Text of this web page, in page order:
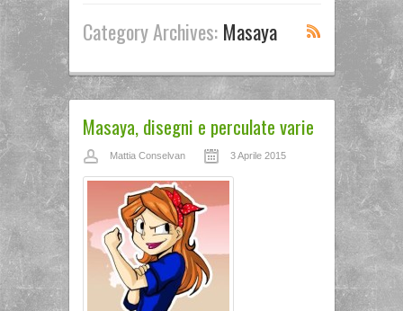
Category Archives: Masaya
Masaya, disegni e perculate varie
Mattia Conselvan 3 Aprile 2015